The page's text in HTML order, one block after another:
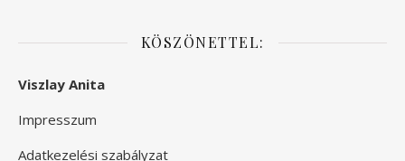
KÖSZÖNETTEL:
Viszlay Anita
Impresszum
Adatkezelési szabályzat